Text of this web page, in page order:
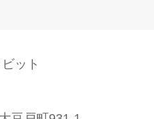
ット